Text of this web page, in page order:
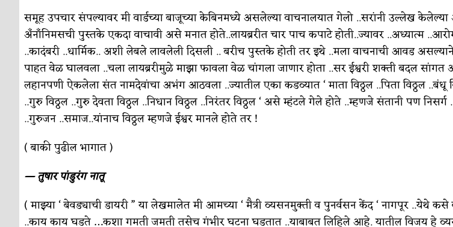
समूह उपचार संपल्यावर मी वार्डच्या बाजूच्या केबिनमध्ये असलेल्या वाचनालयात गेलो ..सरांनी उल्लेख
अँनाँनिमसची पुस्तके एकदा वाचावी असे मनात होते..लायब्ररीत चार पाच कपाटे होती..ज्यावर ..अध्यात्म
..कादंबरी ..धार्मिक.. अशी लेबले लावलेली दिसली .. बरीच पुस्तके होती तर इथे ..मला वाचनाची आवड
पाहत वेळ घालवला ..चला लायब्ररीमुळे माझा फावला वेळ चांगला जाणार होता ..सर ईश्वरी शक्ती बदल सांगत
लहानपणी ऐकलेला संत नामदेवांचा अभंग आठवला ..ज्यातील एका कडव्यात ‘ माता विठ्ठल ..पिता विठ्ठल ..बंधू
..गुरु विठ्ठल ..गुरु देवता विठ्ठल ..निधान विठ्ठल ..निरंतर विठ्ठल ‘ असे म्हंटले गेले होते ..म्हणजे संतानी पण निसर्ग
..गुरुजन ..समाज..यांनाच विठ्ठल म्हणजे ईश्वर मानले होते तर !
( बाकी पुढील भागात )
— तुषार पांडुरंग नातू
( माझ्या ‘ बेवड्याची डायरी ” या लेखमालेत मी आमच्या ‘ मैत्री व्यसनमुक्ती व पुनर्वसन केंद ‘ नागपूर ..येथे
..काय काय घडते …कशा गमती जमती तसेच गंभीर घटना घडतात ..याबाबत लिहिले आहे. यातील विजय हे